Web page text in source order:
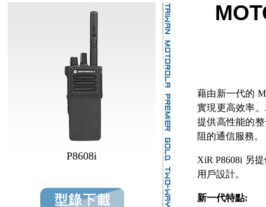
P8608i
藉由新一代的
實現更高效率
提供高性能的
阻的通信服務。
XiR P8608i 另
用戶設計。
新一代特點: